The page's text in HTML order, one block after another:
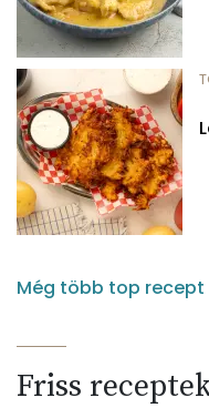
Még több top recept
Friss